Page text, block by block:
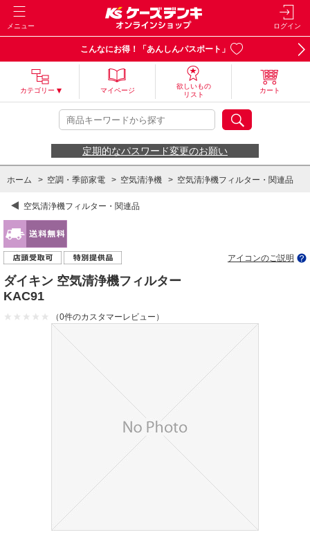
メニュー ログイン
こんなにお得！「あんしんパスポート」
カテゴリー マイページ
欲しいもの
リスト
カート
定期的なパスワード変更のお願い
ホーム > 空調・季節家電 > 空気清浄機 > 空気清浄機フィルター・関連品
空気清浄機フィルター・関連品
アイコンのご説明
ダイキン 空気清浄機フィルター
KAC91
（0件のカスタマーレビュー）